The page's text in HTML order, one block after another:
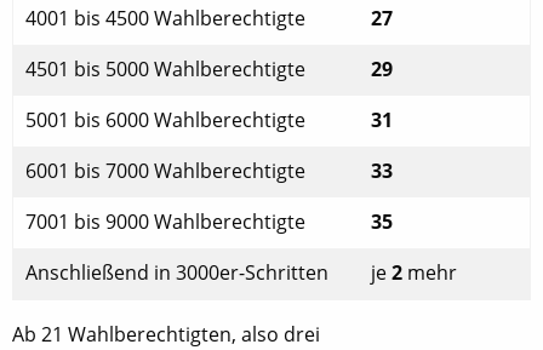
4001 bis 4500 Wahlberechtigte
27
4501 bis 5000 Wahlberechtigte
29
5001 bis 6000 Wahlberechtigte
31
6001 bis 7000 Wahlberechtigte
33
7001 bis 9000 Wahlberechtigte
35
Anschließend in 3000er-Schritten
je2 mehr
Ab 21 Wahlberechtigten, also drei